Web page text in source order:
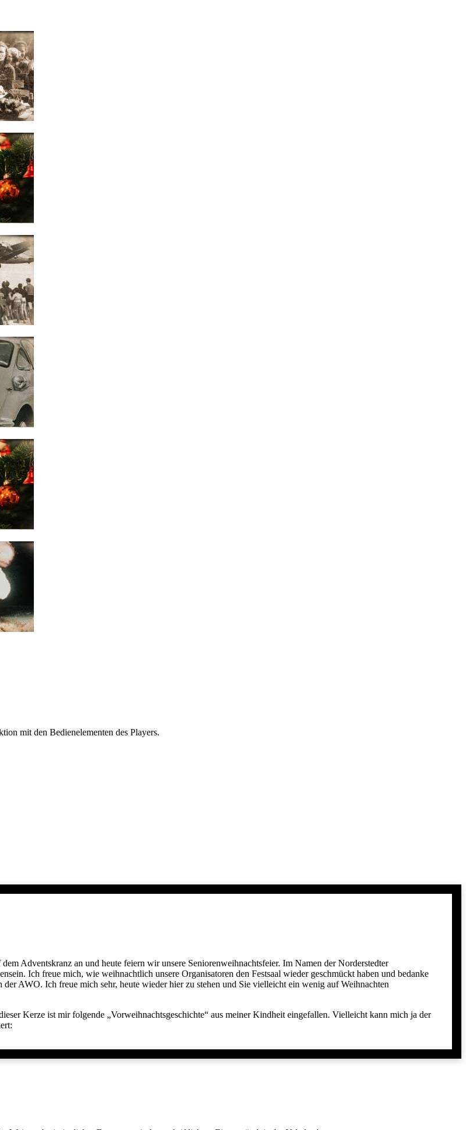
mit den Bedienelementen des Players.
Adventskranz an und heute feiern wir unsere Seniorenweihnachtsfeier. Im Namen der Norderstedter
Ich freue mich, wie weihnachtlich unsere Organisatoren den Festsaal wieder geschmückt haben und bedanke
AWO. Ich freue mich sehr, heute wieder hier zu stehen und Sie vielleicht ein wenig auf Weihnachten
Kerze ist mir folgende
Vorweihnachtsgeschichte
aus meiner Kindheit eingefallen. Vielleicht kann mich ja der